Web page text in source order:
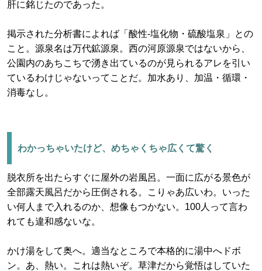
肝に銘じたのであった。
掲示された分析書によれば「酸性-塩化物・硫酸塩泉」との
こと。源泉名は万代鉱源泉。西の河原源泉ではないから、
公園内のあちこちで湧き出ているのが見られるアレを引い
ているわけじゃないってことだ。加水あり、加温・循環・
消毒なし。
わかっちゃいたけど、めちゃくちゃ広くて驚く
脱衣所を出たらすぐに屋外の岩風呂。一面に広がる景色が
全部露天風呂だから圧倒される。こりゃあ広いわ。いった
い何人まで入れるのか、想像もつかない。100人って言わ
れても違和感ないな。
かけ湯をして奥へ。適当なところで本格的に湯中へドボ
ン。あ、熱い。これは熱いぞ。草津だから覚悟はしていた